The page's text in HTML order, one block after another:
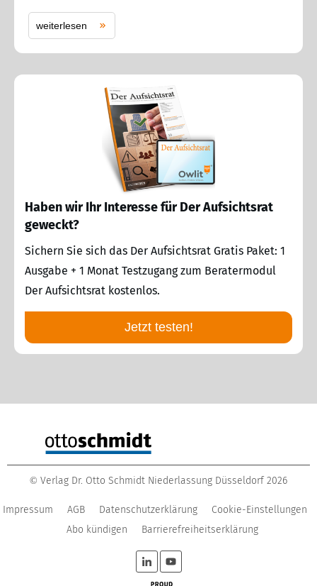
weiterlesen
Haben wir Ihr Interesse für Der Aufsichtsrat
geweckt?
Sichern Sie sich das Der Aufsichtsrat Gratis Paket: 1
Ausgabe + 1 Monat Testzugang zum Beratermodul
Der Aufsichtsrat kostenlos.
Jetzt testen!
© Verlag Dr. Otto Schmidt Niederlassung Düsseldorf 2026
Impressum AGB Datenschutzerklärung
Cookie-Einstellungen
Abo kündigen
Barrierefreiheitserklärung